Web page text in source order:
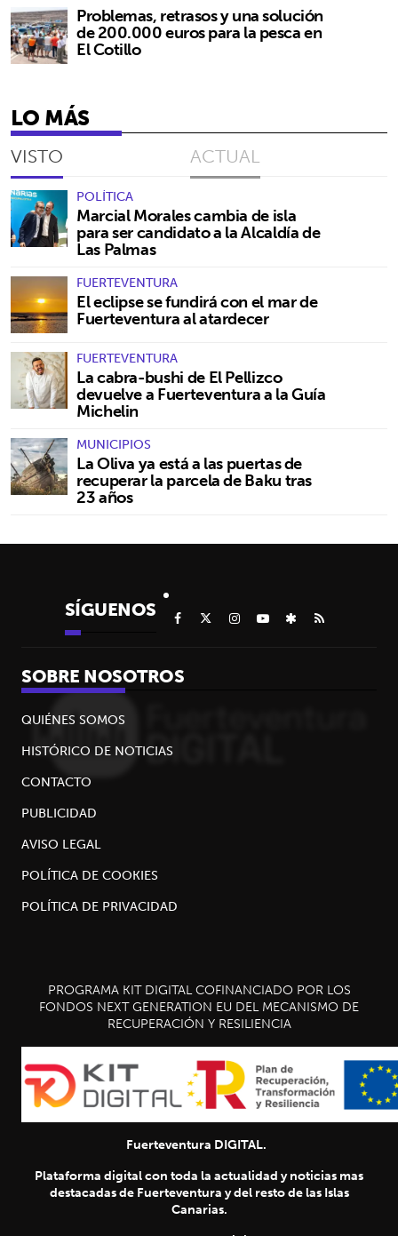
Problemas, retrasos y una solución
de 200.000 euros para la pesca en
El Cotillo
LO MÁS
VISTO ACTUAL
POLÍTICA
Marcial Morales cambia de isla
para ser candidato a la Alcaldía de
Las Palmas
FUERTEVENTURA
El eclipse se fundirá con el mar de
Fuerteventura al atardecer
FUERTEVENTURA
La cabra-bushi de El Pellizco
devuelve a Fuerteventura a la Guía
Michelin
MUNICIPIOS
La Oliva ya está a las puertas de
recuperar la parcela de Baku tras
23 años
SÍGUENOS
SOBRE NOSOTROS
QUIÉNES SOMOS
HISTÓRICO DE NOTICIAS
CONTACTO
PUBLICIDAD
AVISO LEGAL
POLÍTICA DE COOKIES
POLÍTICA DE PRIVACIDAD
PROGRAMA KIT DIGITAL COFINANCIADO POR LOS
FONDOS NEXT GENERATION EU DEL MECANISMO DE
RECUPERACIÓN Y RESILIENCIA
Fuerteventura DIGITAL.
Plataforma digital con toda la actualidad y noticias mas
destacadas de Fuerteventura y del resto de las Islas
Canarias.